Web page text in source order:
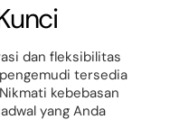
dan fleksibilitas
tersedia
kebebasan
yang Anda